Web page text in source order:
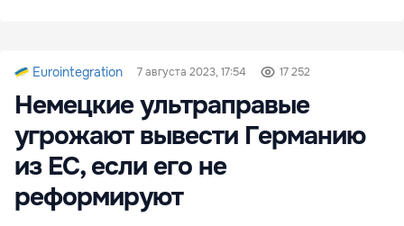
Eurointegration 7 августа 2023, 17:54 17 252
Немецкие ультраправые
угрожают вывести Германию
из ЕС, если его не
реформируют